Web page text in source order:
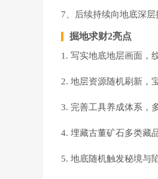
7、后续持续向地底深
掘地求财2亮点
1. 写实地底地层画面，
2. 地层资源随机刷新，
3. 完善工具养成体系，
4. 埋藏古董矿石多类藏
5. 地底随机触发秘境与